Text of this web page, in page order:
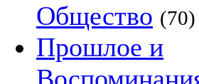
Общество (70)
Прошлое и